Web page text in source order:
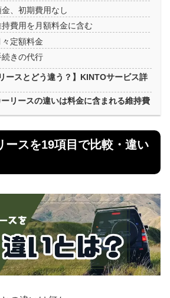
、初期費用なし
費用を月額料金に含む
定額料金
きの代行
ースとどう違う？】KINTOサービス詳
リースの違いは料金に含まれる維持費
ースを19項目で比較・違い